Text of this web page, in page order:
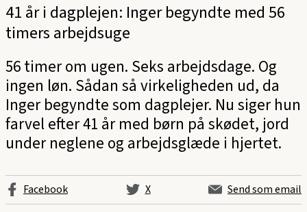
41 år i dagplejen: Inger begyndte med 56
timers arbejdsuge
56 timer om ugen. Seks arbejdsdage. Og
ingen løn. Sådan så virkeligheden ud, da
Inger begyndte som dagplejer. Nu siger hun
farvel efter 41 år med børn på skødet, jord
under neglene og arbejdsglæde i hjertet.
Facebook X Send som email